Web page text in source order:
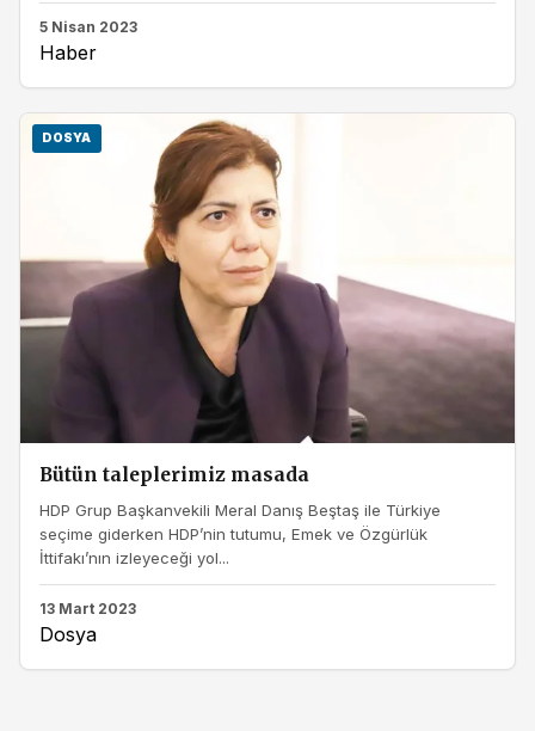
5 Nisan 2023
Haber
DOSYA
Bütün taleplerimiz masada
HDP Grup Başkanvekili Meral Danış Beştaş ile Türkiye
seçime giderken HDP’nin tutumu, Emek ve Özgürlük
İttifakı’nın izleyeceği yol...
13 Mart 2023
Dosya